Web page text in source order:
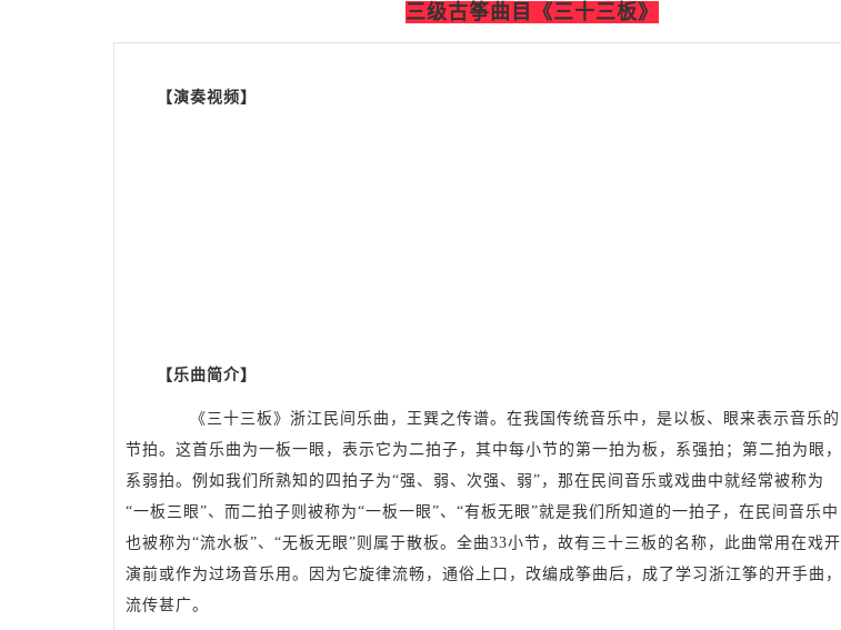
三级古筝曲目《三十三板》
【演奏视频】
【乐曲简介】
《三十三板》浙江民间乐曲，王巽之传谱。在我国传统音乐中，是以板、眼来表示音乐的
节拍。这首乐曲为一板一眼，表示它为二拍子，其中每小节的第一拍为板，系强拍；第二拍为眼，
系弱拍。例如我们所熟知的四拍子为“强、弱、次强、弱”，那在民间音乐或戏曲中就经常被称为
“一板三眼”、而二拍子则被称为“一板一眼”、“有板无眼”就是我们所知道的一拍子，在民间音乐中
也被称为“流水板”、“无板无眼”则属于散板。全曲33小节，故有三十三板的名称，此曲常用在戏开
演前或作为过场音乐用。因为它旋律流畅，通俗上口，改编成筝曲后，成了学习浙江筝的开手曲，
流传甚广。